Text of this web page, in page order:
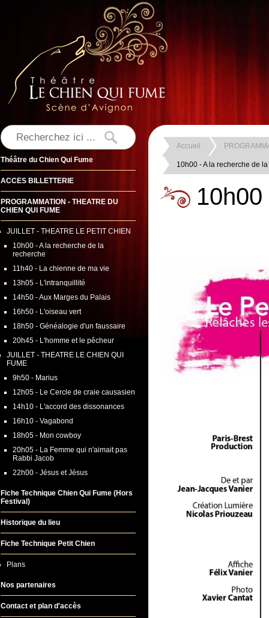
Théâtre du Chien Qui Fume
ACCES BILLETTERIE
PROGRAMMATION - THEATRE DU
CHIEN QUI FUME
JUILLET - THEATRE LE PETIT CHIEN
10h00 - A la recherche de la
recherche
11h40 - La chienne de ma vie
13h05 - L'intranquillité
14h50 - Aux Marges du Palais
16h50 - L'oiseau vert
18h50 - Généalogie d'un faussaire
20h45 - L'homme et le pêcheur
JUILLET - THEATRE LE CHIEN QUI
FUME
9h50 - Marius
12h05 - Le Cercle de craie causasien
14h10 - L'accord des dissonances
16h10 - Vagabond
18h05 - Mon cowboy
20h05 - La Femme qui n'aimait pas
Rabbi Jacob
22h00 - Jésus et Jésus
Fiche Technique Chien Qui Fume (Hors
Festival)
Historique du lieu
Fiche Technique Petit Chien
Plans
Nos partenaires
Contact et plan d'accès
Accueil
10h00 - A la recherche de